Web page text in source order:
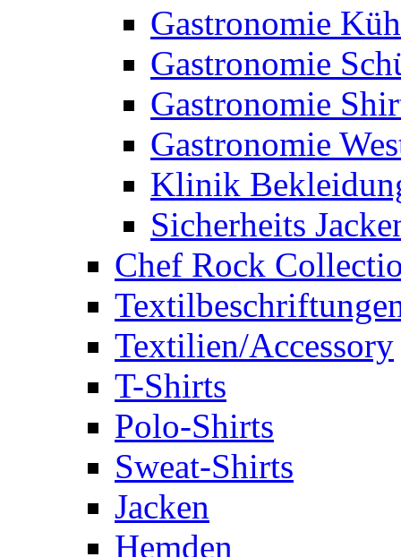
Gastronomie
Gastronomie
Gastronomie
Gastronomie
Klinik
Sicherheits
Chef Rock
Textilien/Accessory
T-Shirts
Polo-Shirts
Sweat-Shirts
Jacken
Hemden